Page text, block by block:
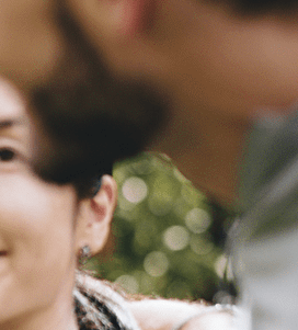
colonnes
les colonnes affichées